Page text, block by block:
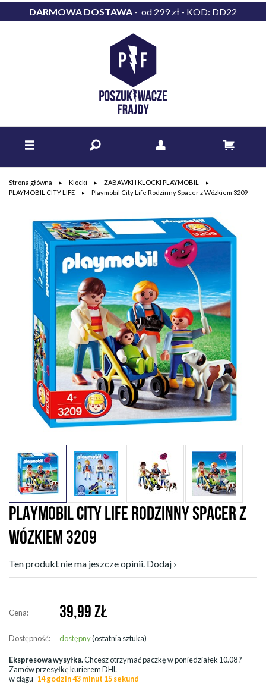
DARMOWA DOSTAWA - od 299 zł - KOD: DD22
Strona główna Klocki
ZABAWKI I KLOCKI PLAYMOBIL
PLAYMOBIL CITY LIFE
Playmobil City Life Rodzinny Spacer z Wózkiem 3209
PLAYMOBIL CITY LIFE RODZINNY SPACER Z
WÓZKIEM 3209
Ten produkt nie ma jeszcze opinii. Dodaj ›
Cena: 39,99 ZŁ
Dostępność: dostępny(ostatnia sztuka)
Ekspresowa wysyłka.Chcesz otrzymać paczkę wponiedziałek 10.08?
Zamów przesyłkę kurierem DHL
w ciągu 14 godzin 43 minut 13 sekund